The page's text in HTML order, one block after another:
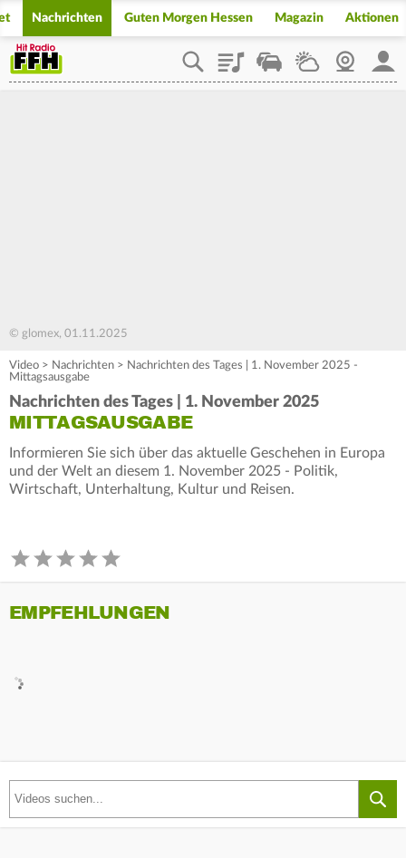
Nachrichten Guten Morgen Hessen Magazin Aktionen
PlaylistStaupilotWetterWebcam
© glomex, 01.11.2025
Video > Nachrichten > Nachrichten des Tages | 1. November 2025 -
Mittagsausgabe
Nachrichten des Tages | 1. November 2025
MITTAGSAUSGABE
Informieren Sie sich über das aktuelle Geschehen in Europa
und der Welt an diesem 1. November 2025 - Politik,
Wirtschaft, Unterhaltung, Kultur und Reisen.
EMPFEHLUNGEN